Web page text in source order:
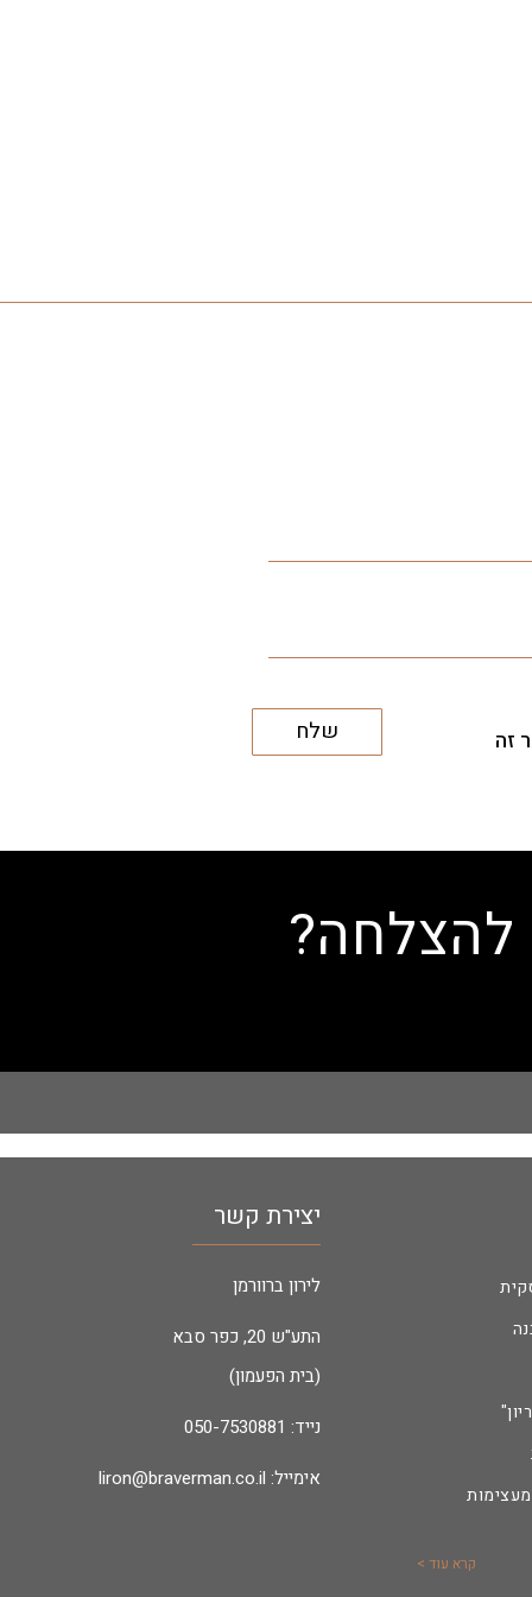
זה שלח
להצלחה?
קרא עוד >
יצירת קשר
לירון ברוורמן
התע"ש 20, כפר סבא
(בית הפעמון)
נייד: 050-7530881
אימייל: liron@braverman.co.il